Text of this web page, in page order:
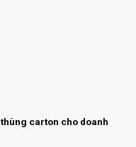
carton cho doanh